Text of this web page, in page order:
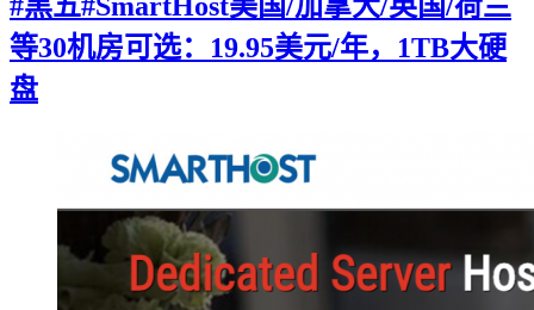
等30机房可选：19.95美元/年，1TB大硬
盘